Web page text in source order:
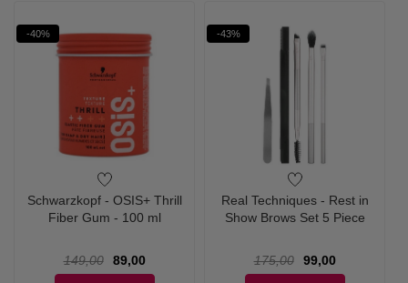
-40%
Schwarzkopf - OSIS+ Thrill
Fiber Gum - 100 ml
149,00
89,00
-43%
Real Techniques - Rest in
Show Brows Set 5 Piece
175,00
99,00